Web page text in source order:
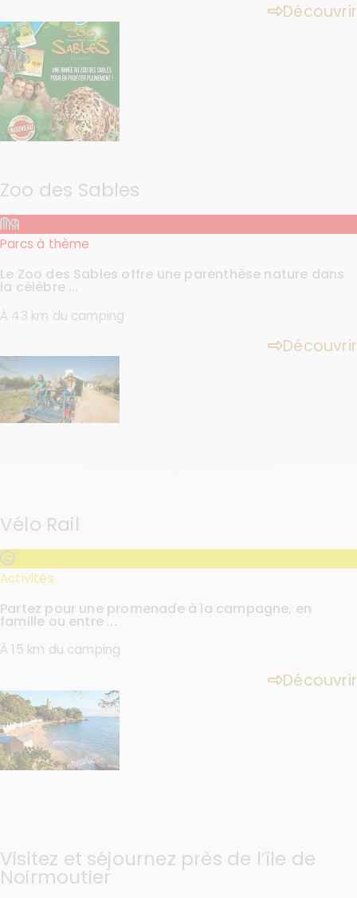
Découvrir
Zoo des Sables
Parcs à thème
Le Zoo des Sables offre une parenthèse nature dans
la célèbre ...
À 43 km du camping
Découvrir
Vélo Rail
Activités
Partez pour une promenade à la campagne, en
famille ou entre ...
À 15 km du camping
Découvrir
Visitez et séjournez près de l’île de
Noirmoutier